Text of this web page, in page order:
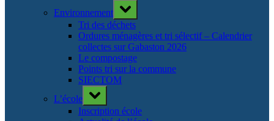
Environnement
Toggle
sub-
menu
Tri des déchets
Ordures ménagères et tri sélectif – Calendrier
collectes sur Gabaston 2026
Le compostage
Points tri sur la commune
SIECTOM
L’école
Toggle
sub-
menu
Inscription école